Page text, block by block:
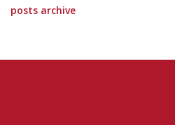
posts archive